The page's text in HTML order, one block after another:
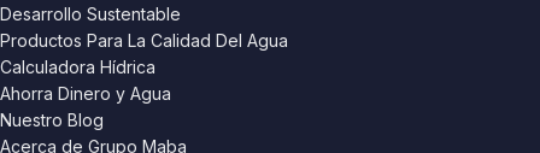
Desarrollo Sustentable
Productos Para La Calidad Del Agua
Calculadora Hídrica
Ahorra Dinero y Agua
Nuestro Blog
Acerca de Grupo Maba